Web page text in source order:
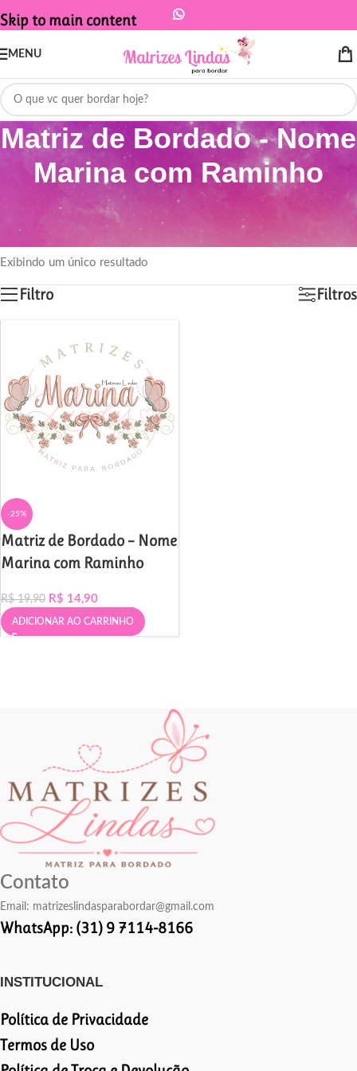
Skip to main content
MENU
Matriz de Bordado - Nome
Marina com Raminho
Início
Produtos marcados com a tag “Matriz de Bordado - Nome Marina
com Raminho”
Exibindo um único resultado
Filtro Filtros
-25%
Matriz de Bordado – Nome
Marina com Raminho
R$19,90 R$ 14,90
ADICIONAR AO CARRINHO
Contato
Email: matrizeslindasparabordar@gmail.com
WhatsApp: (31) 9 7114-8166
INSTITUCIONAL
Política de Privacidade
Termos de Uso